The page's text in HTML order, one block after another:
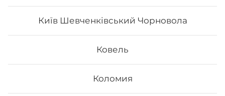
Київ Шевченківський Чорновола
Ковель
Коломия